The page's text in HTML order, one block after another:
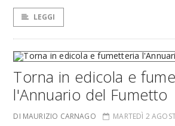
LEGGI
Torna in edicola e
l'Annuario del Fumetto
DI MAURIZIO CARNAGO MARTEDÌ 2